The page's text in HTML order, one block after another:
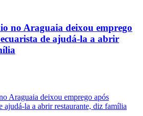
no Araguaia deixou emprego
de ajudá-la a abrir